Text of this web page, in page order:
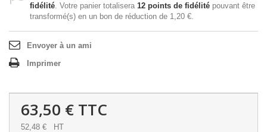
fidélité. Votre panier totalisera 12 points de fidélité pouvant être
transformé(s) en un bon de réduction de 1,20 €.
Envoyer à un ami
Imprimer
63,50 € TTC
52,48 € HT